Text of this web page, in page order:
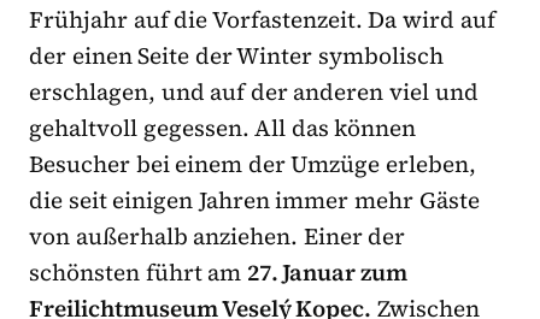
Frühjahr auf die Vorfastenzeit. Da wird auf
der einen Seite der Winter symbolisch
erschlagen, und auf der anderen viel und
gehaltvoll gegessen. All das können
Besucher bei einem der Umzüge erleben,
die seit einigen Jahren immer mehr Gäste
von außerhalb anziehen. Einer der
schönsten führt am 27. Januar zum
Freilichtmuseum Veselý Kopec. Zwischen